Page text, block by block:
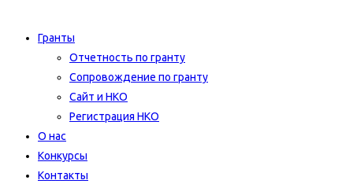
Гранты
Отчетность по гранту
Сопровождение по гранту
Сайт и НКО
Регистрация НКО
О нас
Конкурсы
Контакты